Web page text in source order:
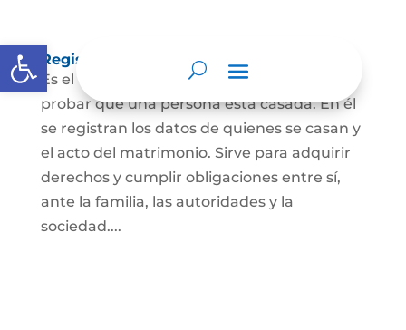
Abrir barra de herramientas
Registro Civil de Matrimonio
Es el documento público necesario para
probar que una persona está casada. En él
se registran los datos de quienes se casan y
el acto del matrimonio. Sirve para adquirir
derechos y cumplir obligaciones entre sí,
ante la familia, las autoridades y la
sociedad....